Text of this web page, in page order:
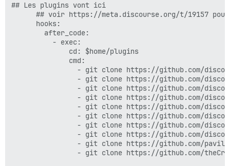
## Les plugins vont ici
## voir https://meta.discourse.org/t/19157
      hooks:
        after_code:
          - exec:
              cd: $home/plugins
              cmd:
- git clone https://github.com/
- git clone https://github.com/
- git clone https://github.com/
- git clone https://github.com/
- git clone https://github.com/
- git clone https://github.com/
- git clone https://github.com/
- git clone https://github.com/
- git clone https://github.com/
- git clone https://github.com/